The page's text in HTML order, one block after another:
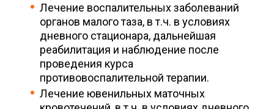
Лечение воспалительных заболеваний
органов малого таза, в т.ч. в условиях
дневного стационара, дальнейшая
реабилитация и наблюдение после
проведения курса
противовоспалительной терапии.
Лечение ювенильных маточных